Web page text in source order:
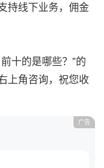
持线下业务，佣金
十的是哪些？ ”的
上角咨询，祝您收
广告